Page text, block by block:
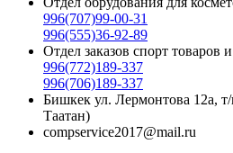
996(707)99-00-31
996(555)36-92-89
Отдел заказов спорт товаров
996(772)189-337
996(706)189-337
Бишкек ул. Лермонтова 12а,
Таатан)
compservice2017@mail.ru